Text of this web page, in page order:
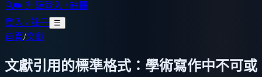
🔍👑 升級登入 / 註冊
登入 / 註冊 ☰
首頁/文獻
文獻引用的標準格式：學術寫作中不可或